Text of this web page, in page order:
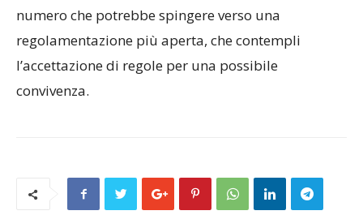
numero che potrebbe spingere verso una
regolamentazione più aperta, che contempli
l’accettazione di regole per una possibile
convivenza.